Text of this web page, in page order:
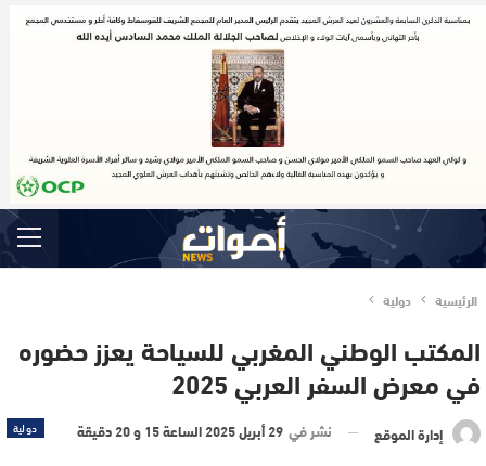
الرئيسية دولية
المكتب الوطني المغربي للسياحة يعزز حضوره
في معرض السفر العربي 2025
دولية إدارة الموقع نشر في 29 أبريل 2025 الساعة 15 و 20 دقيقة